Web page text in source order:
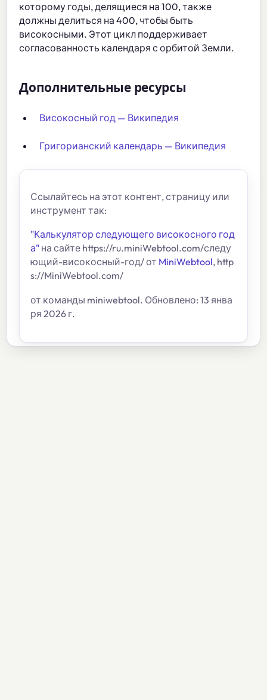
которому годы, делящиеся на 100, также
должны делиться на 400, чтобы быть
високосными. Этот цикл поддерживает
согласованность календаря с орбитой Земли.
Дополнительные ресурсы
Високосный год — Википедия
Григорианский календарь — Википедия
Ссылайтесь на этот контент, страницу или
инструмент так:
"Калькулятор следующего високосного год
а" на сайте https://ru.miniWebtool.com/следу
ющий-високосный-год/ от MiniWebtool, http
s://MiniWebtool.com/
от команды miniwebtool. Обновлено: 13 янва
ря 2026 г.